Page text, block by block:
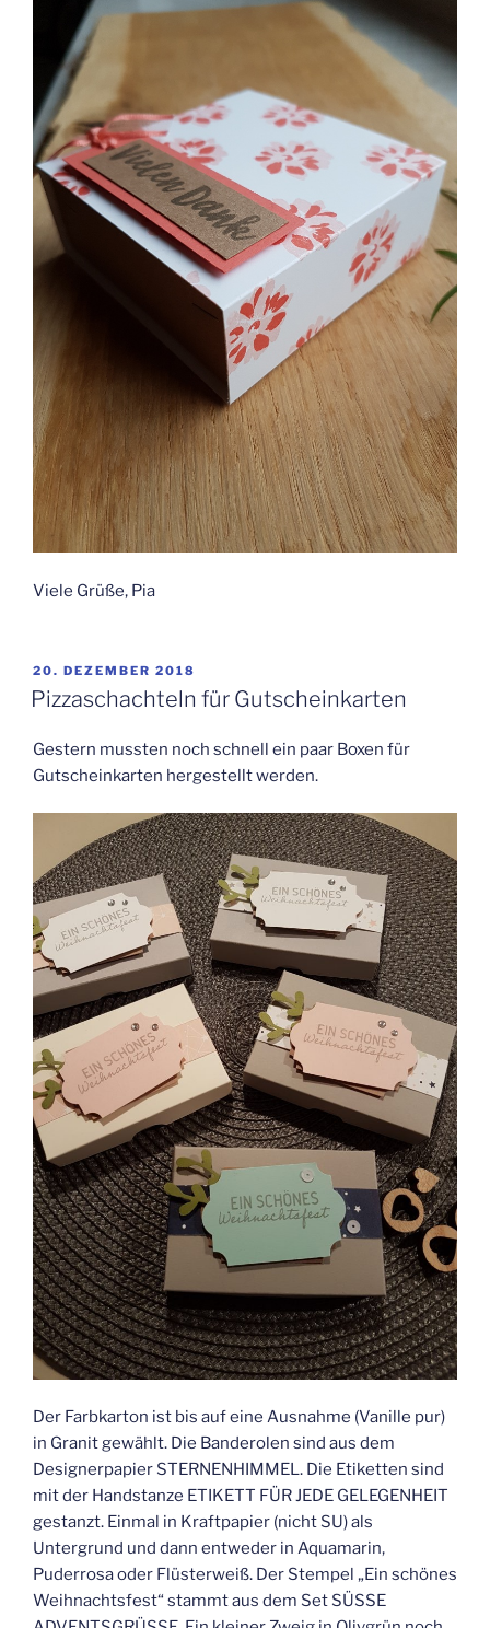
Viele Grüße, Pia
VERÖFFENTLICHT
AM
20. DEZEMBER 2018
Pizzaschachteln für Gutscheinkarten
Gestern mussten noch schnell ein paar Boxen für
Gutscheinkarten hergestellt werden.
Der Farbkarton ist bis auf eine Ausnahme (Vanille pur)
in Granit gewählt. Die Banderolen sind aus dem
Designerpapier STERNENHIMMEL. Die Etiketten sind
mit der Handstanze ETIKETT FÜR JEDE GELEGENHEIT
gestanzt. Einmal in Kraftpapier (nicht SU) als
Untergrund und dann entweder in Aquamarin,
Puderrosa oder Flüsterweiß. Der Stempel „Ein schönes
Weihnachtsfest“ stammt aus dem Set SÜSSE